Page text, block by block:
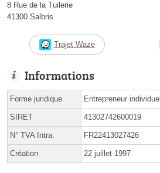
8 Rue de la Tuilerie
41300 Salbris
Trajet Waze
Informations
Forme juridique Entrepreneur individuel
SIRET 41302742600019
N° TVA Intra. FR22413027426
Création 22 juillet 1997